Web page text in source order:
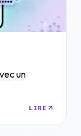
un
LIRE